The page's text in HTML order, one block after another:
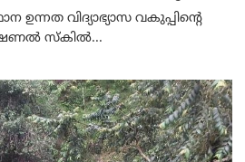
ഉന്നത വിദ്യാഭ്യാസ വകുപ്പിന്റെ
സ്കിൽ...